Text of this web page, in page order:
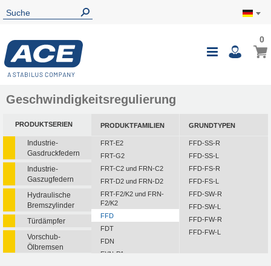
0
Geschwindigkeitsregulierung
PRODUKTSERIEN
Industrie-
Gasdruckfedern
Industrie-
Gaszugfedern
Hydraulische
Bremszylinder
Türdämpfer
Vorschub-
Ölbremsen
PRODUKTFAMILIEN
FRT-E2
FRT-G2
FRT-C2 und FRN-C2
FRT-D2 und FRN-D2
FRT-F2/K2 und FRN-
F2/K2
FFD
FDT
FDN
FYN-P1
GRUNDTYPEN
FFD-SS-R
FFD-SS-L
FFD-FS-R
FFD-FS-L
FFD-SW-R
FFD-SW-L
FFD-FW-R
FFD-FW-L